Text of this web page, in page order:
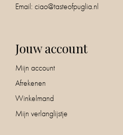
Email: ciao@tasteofpuglia.nl
Jouw account
Mijn account
Afrekenen
Winkelmand
Mijn verlanglijstje